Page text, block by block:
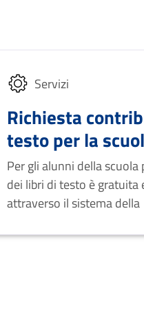
Servizi
Richiesta
testo per la
Per gli alunni della
dei libri di testo è gratuita
attraverso il sistema